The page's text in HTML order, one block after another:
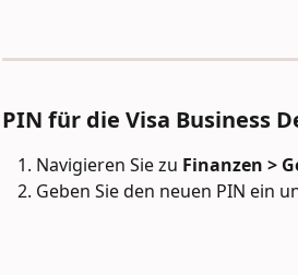
PIN für die Visa Business
Navigieren Sie zu Finanzen >
Geben Sie den neuen PIN ein